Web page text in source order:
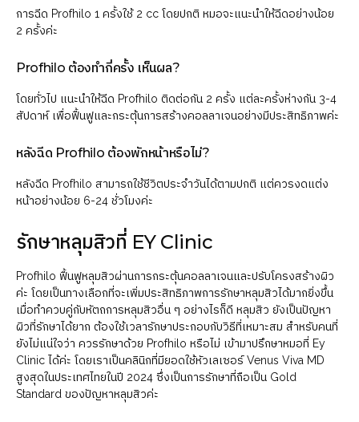
การฉีด Profhilo 1 ครั้งใช้ 2 cc โดยปกติ หมอจะแนะนำให้ฉีดอย่างน้อย
2 ครั้งค่ะ
Profhilo ต้องทำกี่ครั้ง เห็นผล?
โดยทั่วไป แนะนำให้ฉีด Profhilo ติดต่อกัน 2 ครั้ง แต่ละครั้งห่างกัน 3-4
สัปดาห์ เพื่อฟื้นฟูและกระตุ้นการสร้างคอลลาเจนอย่างมีประสิทธิภาพค่ะ
หลังฉีด Profhilo ต้องพักหน้าหรือไม่?
หลังฉีด Profhilo สามารถใช้ชีวิตประจำวันได้ตามปกติ แต่ควรงดแต่ง
หน้าอย่างน้อย 6-24 ชั่วโมงค่ะ
รักษาหลุมสิวที่ EY Clinic
Profhilo ฟื้นฟูหลุมสิวผ่านการกระตุ้นคอลลาเจนและปรับโครงสร้างผิว
ค่ะ โดยเป็นทางเลือกที่จะเพิ่มประสิทธิภาพการรักษาหลุมสิวได้มากยิ่งขึ้น
เมื่อทำควบคู่กับหัตถการหลุมสิวอื่น ๆ อย่างไรก็ดี หลุมสิว ยังเป็นปัญหา
ผิวที่รักษาได้ยาก ต้องใช้เวลารักษาประกอบกับวิธีที่เหมาะสม สำหรับคนที่
ยังไม่แน่ใจว่า ควรรักษาด้วย Profhilo หรือไม่ เข้ามาปรึกษาหมอที่ Ey
Clinic ได้ค่ะ โดยเราเป็นคลินิกที่มียอดใช้หัวเลเซอร์ Venus Viva MD
สูงสุดในประเทศไทยในปี 2024 ซึ่งเป็นการรักษาที่ถือเป็น Gold
Standard ของปัญหาหลุมสิวค่ะ